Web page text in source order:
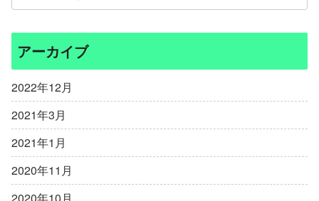
アーカイブ
2022年12月
2021年3月
2021年1月
2020年11月